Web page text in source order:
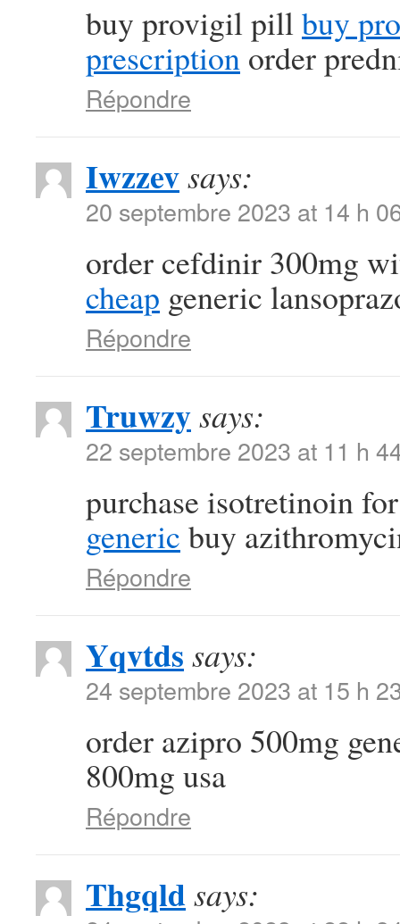
buy provigil pillbuy
prescription order
Répondre
Iwzzevsays:
20 septembre 2023 at 14 h
order cefdinir 300mg
cheap generic
Répondre
Truwzysays:
22 septembre 2023 at 11 h
purchase isotretinoin
generic buy
Répondre
Yqvtds says:
24 septembre 2023 at 15 h
order azipro 500mg
800mg usa
Répondre
Thgqldsays: